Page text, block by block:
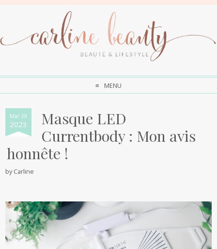
MENU
Mar 29
2023
Masque LED
Currentbody : Mon avis
honnête !
byCarline